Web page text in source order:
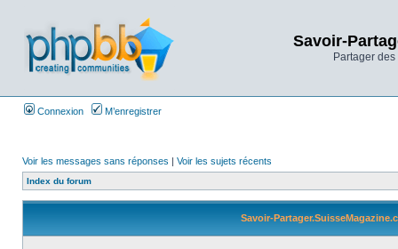
Savoir-
Partager
Connexion M’enregistrer
Voir les messages sans réponses | Voir les sujets récents
Index du forum
Savoir-